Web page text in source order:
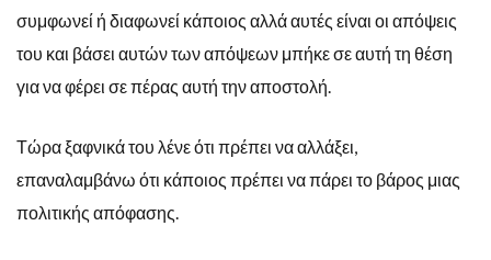
συμφωνεί ή διαφωνεί κάποιος αλλά αυτές είναι οι απόψεις
του και βάσει αυτών των απόψεων μπήκε σε αυτή τη θέση
για να φέρει σε πέρας αυτή την αποστολή.
Τώρα ξαφνικά του λένε ότι πρέπει να αλλάξει,
επαναλαμβάνω ότι κάποιος πρέπει να πάρει το βάρος μιας
πολιτικής απόφασης.